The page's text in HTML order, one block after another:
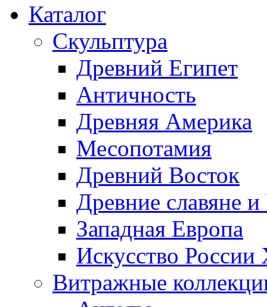
Каталог
Скульптура
Древний Египет
Античность
Древняя Америка
Месопотамия
Древний Восток
Древние славяне и
Западная Европа
Искусство
Витражные